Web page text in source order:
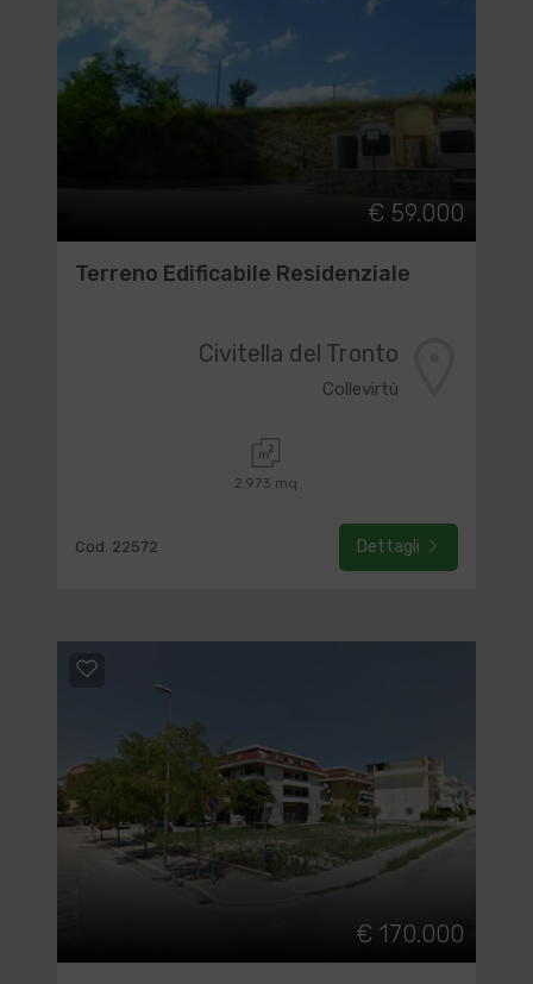
€ 59.000
Terreno Edificabile Residenziale
Civitella del Tronto
Collevirtù
2.973 mq
Cod. 22572 Dettagli
€ 170.000